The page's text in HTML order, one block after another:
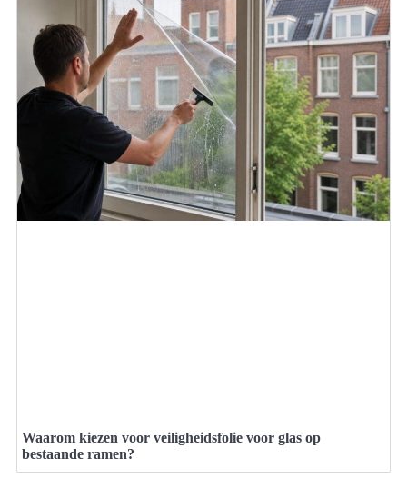
Waarom kiezen voor veiligheidsfolie voor glas op
bestaande ramen?